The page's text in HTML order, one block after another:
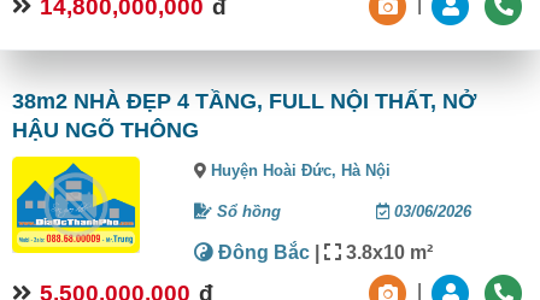
14,800,000,000 đ
38m2 NHÀ ĐẸP 4 TẦNG, FULL NỘI THẤT, NỞ
HẬU NGÕ THÔNG
Huyện Hoài Đức,Hà Nội
Sổ hồng 03/06/2026
Đông Bắc | 3.8x10 m²
5,500,000,000 đ